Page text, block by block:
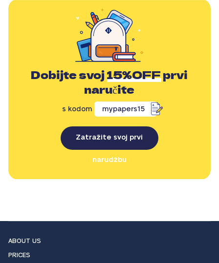
Dobijte svoj15%OFFprvi
naručite
s kodom mypapers15
Zatražite svoj prvi
narudžbu
ABOUT US
PRICES